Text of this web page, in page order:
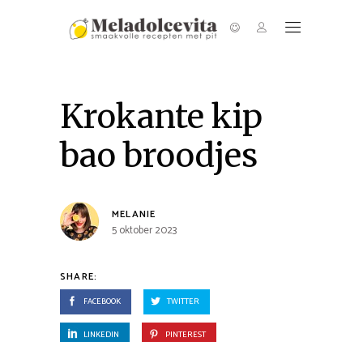
Krokante kip
bao broodjes
MELANIE
5 oktober 2023
SHARE:
FACEBOOK TWITTER
LINKEDIN PINTEREST